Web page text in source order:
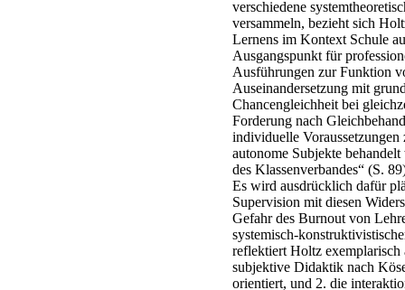
verschiedene
versammeln, bezieht sich
Lernens im Kontext Schule
Ausgangspunkt für
Ausführungen zur Funktion
Auseinandersetzung mit
Chancengleichheit bei
Forderung nach
individuelle
autonome Subjekte
des Klassenverbandes“ (S.
Es wird ausdrücklich dafür
Supervision mit diesen
Gefahr des Burnout von
systemisch-
reflektiert Holtz
subjektive Didaktik nach
orientiert, und 2. die